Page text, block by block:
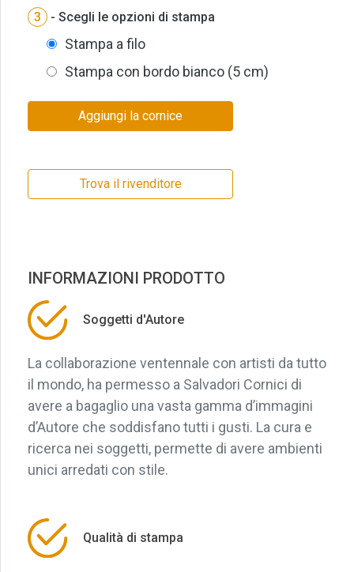
3 - Scegli le opzioni di stampa
Stampa a filo
Stampa con bordo bianco (5 cm)
Aggiungi la cornice
Trova il rivenditore
INFORMAZIONI PRODOTTO
Soggetti d'Autore
La collaborazione ventennale con artisti da tutto
il mondo, ha permesso a Salvadori Cornici di
avere a bagaglio una vasta gamma d’immagini
d’Autore che soddisfano tutti i gusti. La cura e
ricerca nei soggetti, permette di avere ambienti
unici arredati con stile.
Qualità di stampa